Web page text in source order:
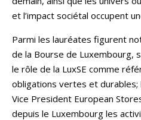
et l’impact sociétal occupent
Parmi les lauréates figurent
de la Bourse de Luxembourg,
le rôle de la LuxSE comme
obligations vertes et durables;
Vice President European
depuis le Luxembourg les